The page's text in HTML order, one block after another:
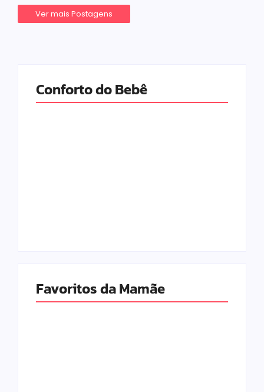
Ver mais Postagens
Conforto do Bebê
Favoritos da Mamãe